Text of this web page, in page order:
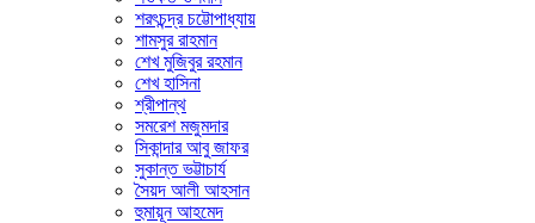
শরৎচন্দ্র চট্টোপাধ্যায়
শামসুর রাহমান
শেখ মুজিবুর রহমান
শেখ হাসিনা
শ্রীপান্থ
সমরেশ মজুমদার
সিকান্দার আবু জাফর
সুকান্ত ভট্টাচার্য
সৈয়দ আলী আহসান
হুমায়ূন আহমেদ